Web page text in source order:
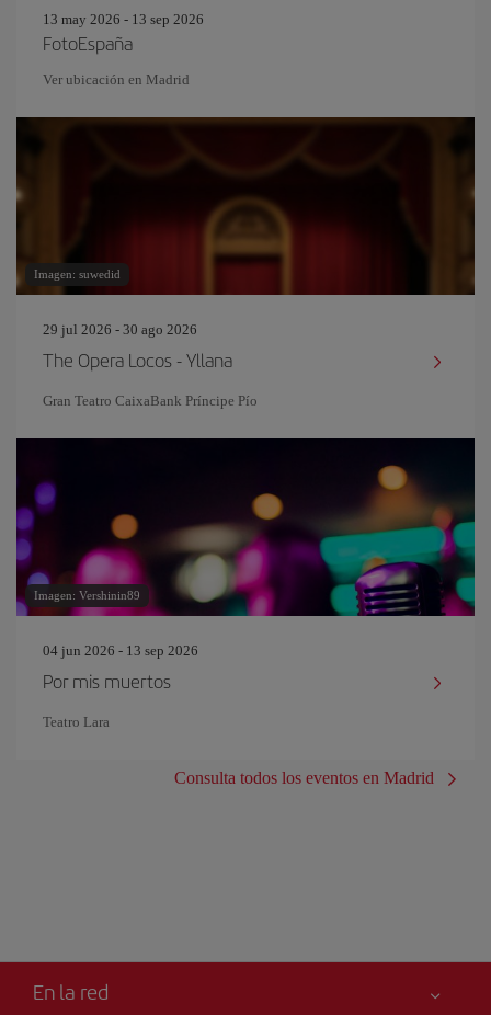
13 may 2026 - 13 sep 2026
FotoEspaña
Ver ubicación en Madrid
Imagen: suwedid
29 jul 2026 - 30 ago 2026
The Opera Locos - Yllana
Gran Teatro CaixaBank Príncipe Pío
Imagen: Vershinin89
04 jun 2026 - 13 sep 2026
Por mis muertos
Teatro Lara
Consulta todos los eventos en Madrid
En la red